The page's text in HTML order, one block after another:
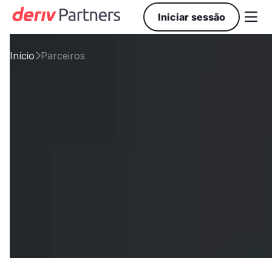
Iniciar sessão 
InícioParceiros